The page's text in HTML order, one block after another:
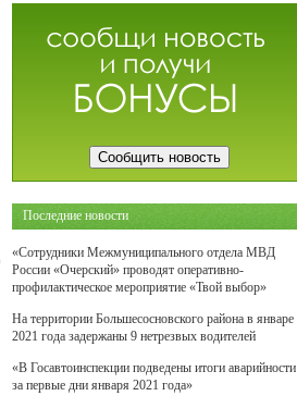
Сообщить новость
Последние новости
«Сотрудники Межмуниципального отдела МВД
России «Очерский» проводят оперативно-
профилактическое мероприятие «Твой выбор»
На территории Большесосновского района в январе
2021 года задержаны 9 нетрезвых водителей
«В Госавтоинспекции подведены итоги аварийности
за первые дни января 2021 года»